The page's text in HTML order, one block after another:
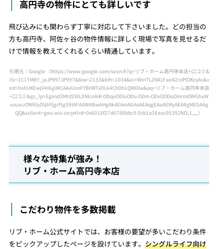
高円寺の物件にとても詳しいです
飛び込みにも関わらず丁寧に対応して下さいました。どの担当の
方も高円寺、阿佐ヶ谷の物件情報に詳しく現場で写真を見せるだ
けで情報を教えてくれるくらい精通しています。
引用元：Google （https://www.google.com/search?q=リブ・ホーム高円寺本店+口コミ&
rlz=1C1TMBY_jaJP997JP997&biw=2133&bih=1034&ei=WmTLZNXLFae42roPlOKzyAs&v
ed=0ahUKEwjV4I6giMCAAxUnnFYBHRTxDLk4ChDh1QMIDw&oq=リブ・ホーム高円寺本店
+口コミ&gs_lp=Egxnd3Mtd2l6LXNlcnAiK-ODquODluODu-ODm-ODvOODoOmrmOWGhuW
vuuacrOW6lyDlj6PjgrPjg59IAFAAWABwAHgAkAEAmAEAoAEAqgEAuAEMyAEA4gMEGAAg
QQ&sclient=gws-wiz-serp#lrd=0x6018f27d6788bbc9:0xb1a38aac95392fd3,1,,,,）
様々な特集が強み！
リブ・ホーム高円寺本店
こだわり物件を多数掲載
リブ・ホーム公式サイトでは、お客様の要望が多いこだわり条件
をピックアップしたページを設けています。 シングルライフ向け